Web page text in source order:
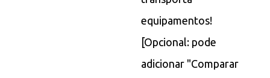
equipamentos!
[Opcional: pode
adicionar "Comparar